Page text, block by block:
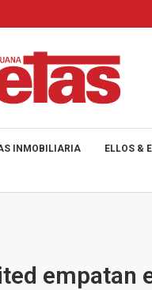
INMOBILIARIA ELLOS &
empatan